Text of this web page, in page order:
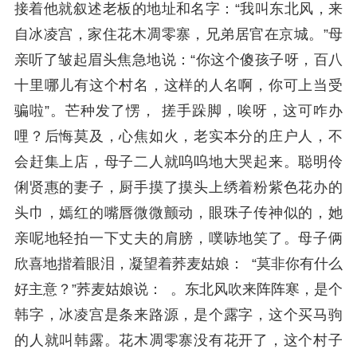
接着他就叙述老板的地址和名字：“我叫东北风，来
自冰凌宫，家住花木凋零寨，兄弟居官在京城。”母
亲听了皱起眉头焦急地说：“你这个傻孩子呀，百八
十里哪儿有这个村名，这样的人名啊，你可上当受
骗啦”。芒种发了愣， 搓手跺脚，唉呀，这可咋办
哩？后悔莫及，心焦如火，老实本分的庄户人，不
会赶集上店，母子二人就呜呜地大哭起来。聪明伶
俐贤惠的妻子，厨手摸了摸头上绣着粉紫色花办的
头巾，嫣红的嘴唇微微颤动，眼珠子传神似的，她
亲呢地轻拍一下丈夫的肩膀，噗哧地笑了。母子俩
欣喜地揩着眼泪，凝望着荞麦姑娘： “莫非你有什么
好主意？”荞麦姑娘说： 。东北风吹来阵阵寒，是个
韩字，冰凌宫是条来路源，是个露字，这个买马驹
的人就叫韩露。花木凋零寨没有花开了，这个村子